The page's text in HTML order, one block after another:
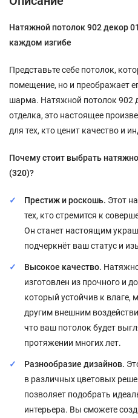
Натяжной потолок 902 декор
каждом изгибе
Представьте себе потолок,
помещение, но и преображает
шарма. Натяжной потолок 902
отделка, это настоящее
для тех, кто ценит качество и
Почему стоит выбрать
(320)?
Престиж и роскошь. Этот
тех, кто стремится к
Он станет настоящим
подчеркнёт ваш статус и
Высокое качество.
изготовлен из прочного и
который устойчив к влаге,
другим внешним
что ваш потолок будет
протяжении многих лет.
Разнообразие дизайнов.
в различных цветовых
позволяет подобрать
интерьера. Вы сможете